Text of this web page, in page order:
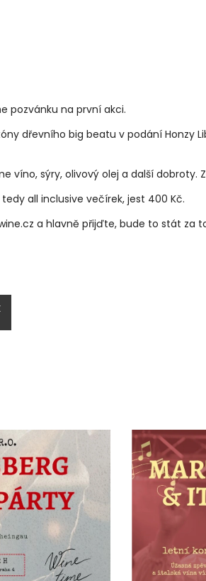
pozvánku na první akci.
dřevního big beatu v podání Honzy
víno, sýry, olivový olej a další
all inclusive večírek, jest 400 Kč.
a hlavně přijďte, bude to stát za